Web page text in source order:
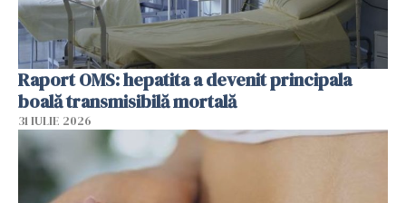
Raport OMS: hepatita a devenit principala
boală transmisibilă mortală
31 IULIE 2026